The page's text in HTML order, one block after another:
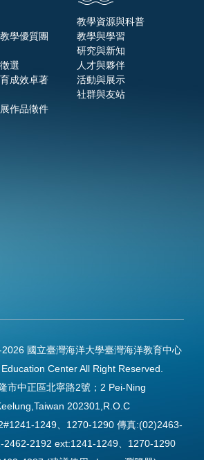
學優質團
選
成效卓著
作品徵件
教學資源與科普
教學與學習
研究與新知
人才與夥伴
活動與展示
社群與友站
國立臺灣海洋大學臺灣海洋教育中心
Center All Right Reserved.
市中正區北寧路2號；2 Pei-Ning
202301,R.O.C
1249、1270-1290 傳真:(02)2463-
2462-2192 ext:1241-1249、1270-1290